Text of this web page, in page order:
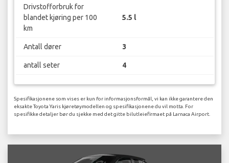
Drivstofforbruk for
blandet kjøring per 100
km
5.5 l
Antall dører 3
antall seter 4
Spesifikasjonene som vises er kun for informasjonsformål, vi kan ikke garantere den
eksakte Toyota Yaris kjøretøymodellen og spesifikasjonene du vil motta. For
spesifikke detaljer bør du sjekke med det gitte bilutleiefirmaet på Larnaca Airport.